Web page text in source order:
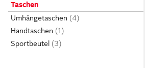
Taschen
Umhängetaschen
Handtaschen
Sportbeutel